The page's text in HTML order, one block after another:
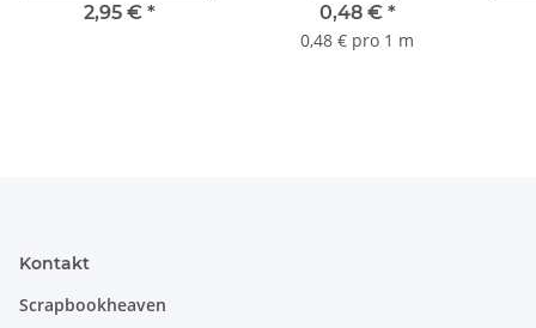
2,95 € *
0,48 € *
0,48 € pro 1 m
Kontakt
Scrapbookheaven